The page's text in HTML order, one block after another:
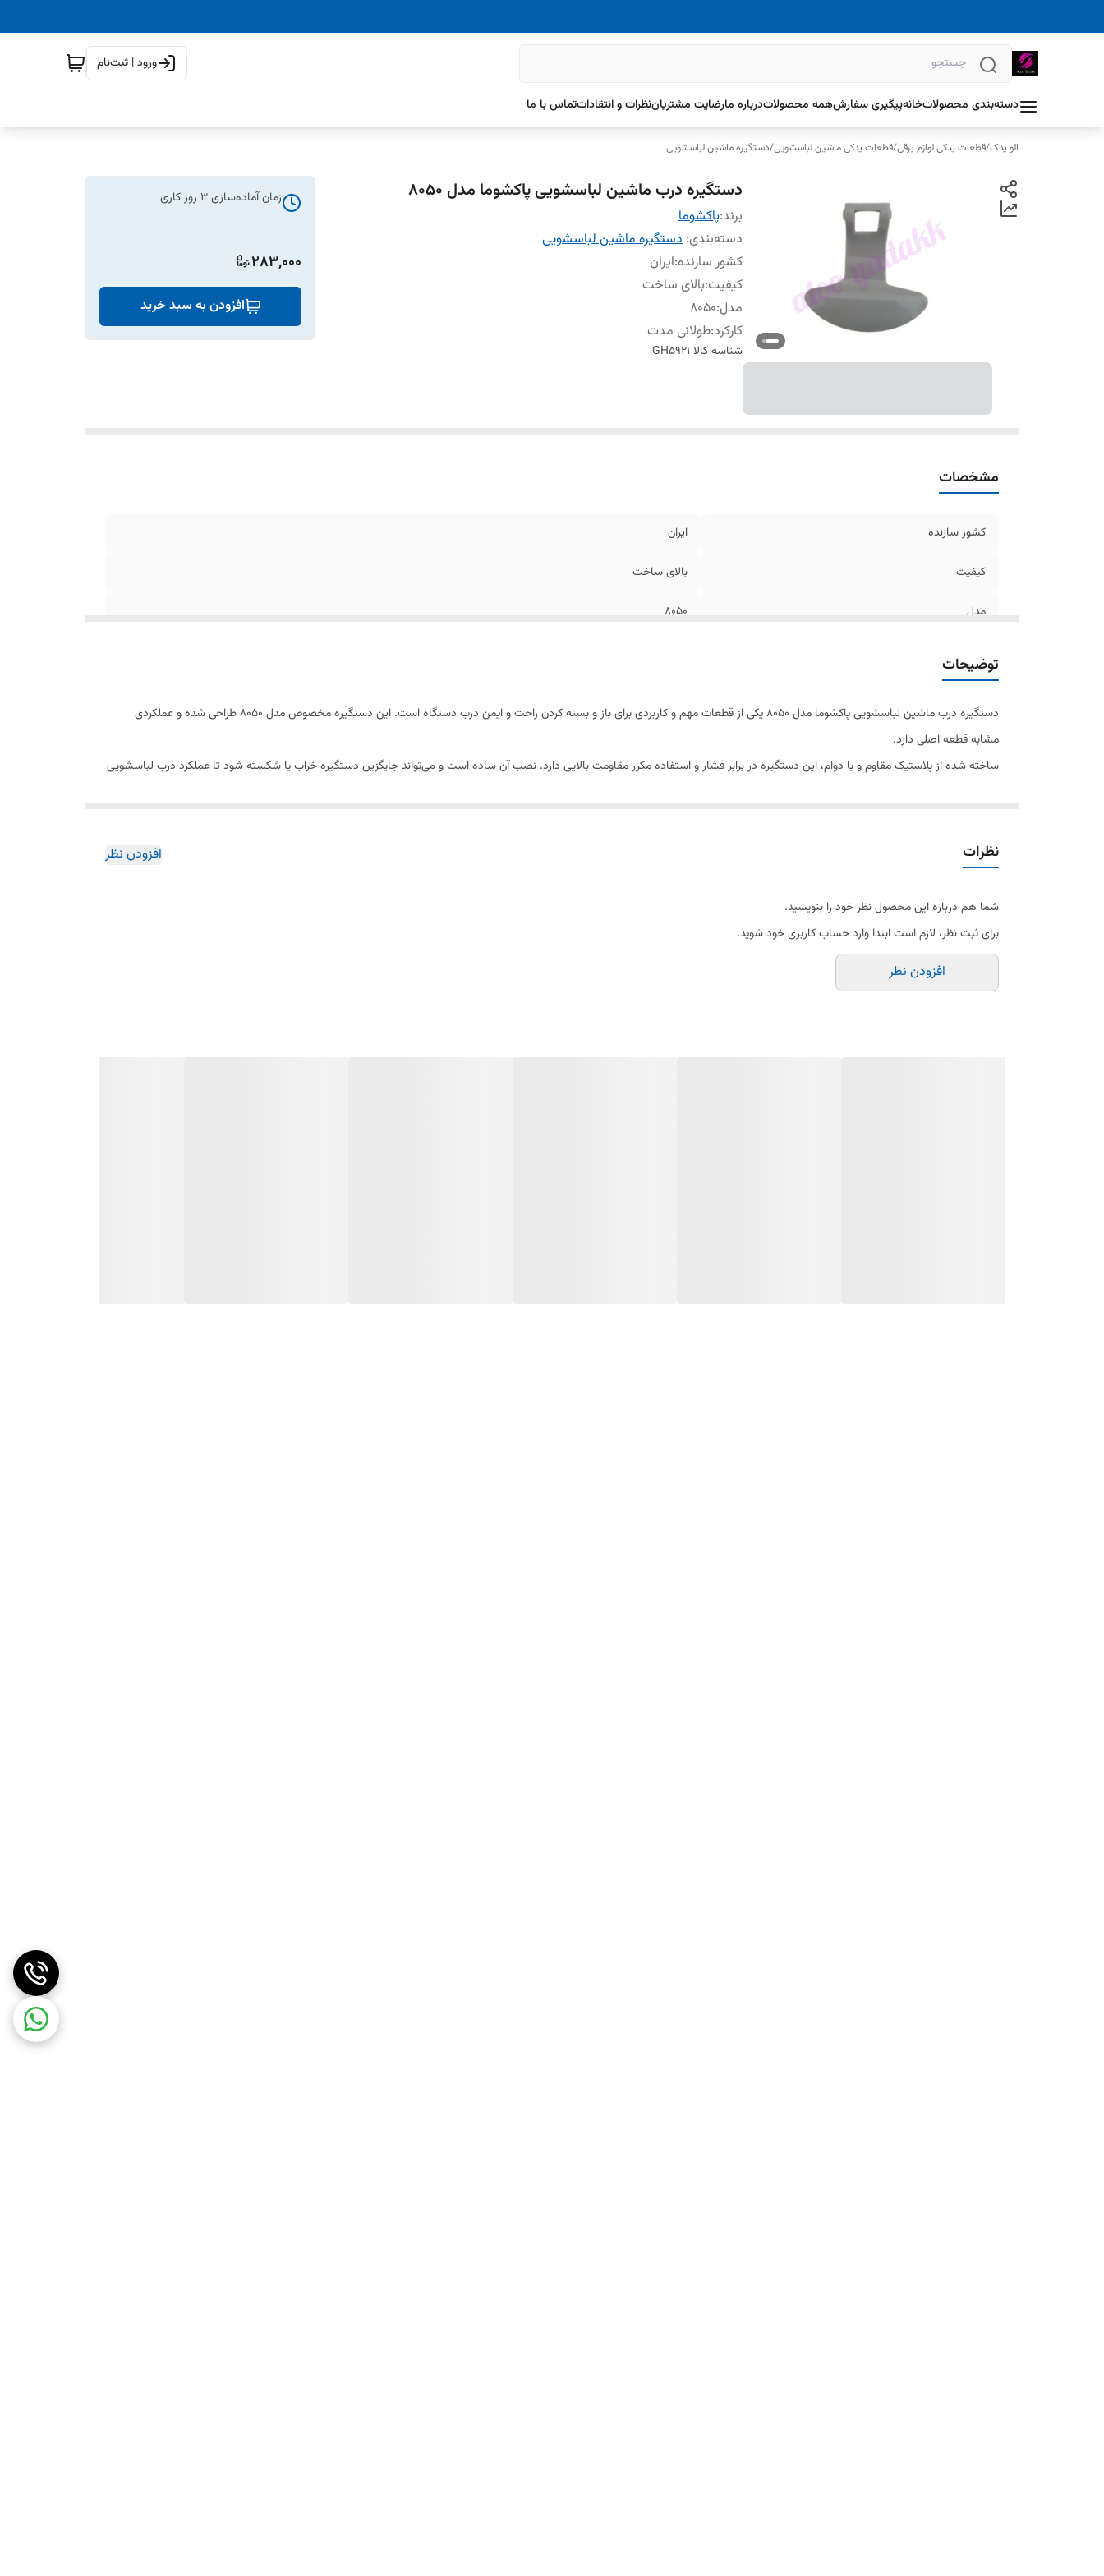
ورود | ثبت‌نام
دسته‌بندی محصولاتخانهپیگیری سفارشهمه محصولاتدرباره مارضایت مشتریاننظرات و انتقاداتتماس با ما
الو یدک/قطعات یدکی لوازم برقی/قطعات یدکی ماشین لباسشویی/دستگیره ماشین لباسشویی
دستگیره درب ماشین لباسشویی پاکشوما مدل ۸۰۵۰
برند:پاکشوما
دسته‌بندی: دستگیره ماشین لباسشویی
کشور سازنده:ایران
کیفیت:بالای ساخت
مدل:۸۰۵۰
کارکرد:طولانی مدت
شناسه کالا GH5921
زمان آماده‌سازی3 روز کاری
283,000
افزودن به سبد خرید
مشخصات
کشور سازنده ایران
کیفیت بالای ساخت
مدل ۸۰۵۰
توضیحات
دستگیره درب ماشین لباسشویی پاکشوما مدل ۸۰۵۰ یکی از قطعات مهم و کاربردی برای باز و بسته کردن راحت و ایمن درب دستگاه است. این دستگیره مخصوص مدل ۸۰۵۰ طراحی شده و عملکردی
مشابه قطعه اصلی دارد.
ساخته شده از پلاستیک مقاوم و با دوام، این دستگیره در برابر فشار و استفاده مکرر مقاومت بالایی دارد. نصب آن ساده است و می‌تواند جایگزین دستگیره خراب یا شکسته شود تا عملکرد درب لباسشویی
🔹 ویژگی‌ها:
مناسب لباسشویی پاکشوما مدل ۸۰۵۰
ساخته شده از پلاستیک مقاوم و بادوام
نظرات افزودن نظر
شما هم درباره این محصول نظر خود را بنویسید.
برای ثبت نظر، لازم است ابتدا وارد حساب کاربری خود شوید.
افزودن نظر